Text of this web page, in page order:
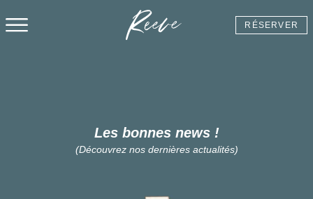
Menu
Reeve
RÉSERVER
Les bonnes news !
(Découvrez nos dernières actualités)